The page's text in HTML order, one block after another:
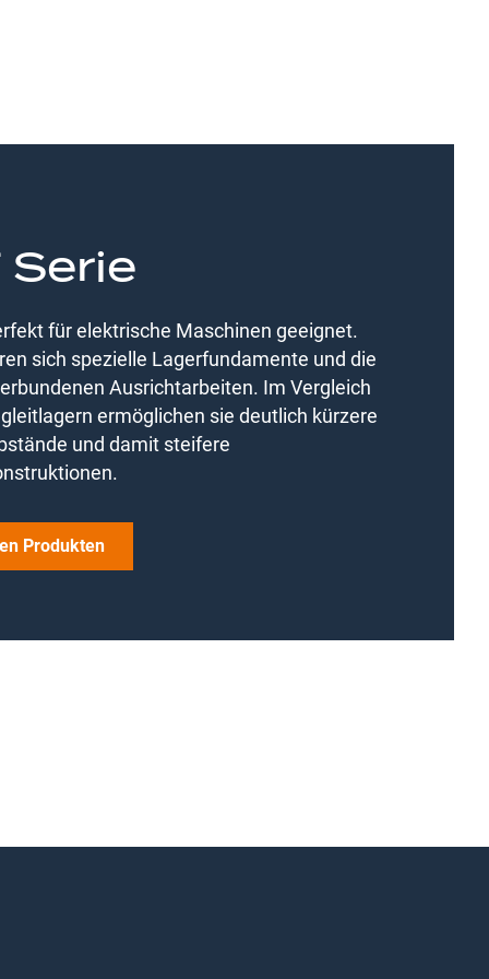
Serie
für elektrische Maschinen geeignet.
sich spezielle Lagerfundamente und die
Ausrichtarbeiten. Im Vergleich
ermöglichen sie deutlich kürzere
und damit steifere
Produkten